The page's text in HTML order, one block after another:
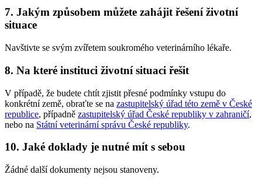
7. Jakým způsobem můžete zahájit řešení životní
situace
Navštivte se svým zvířetem soukromého veterinárního lékaře.
8. Na které instituci životní situaci řešit
V případě, že budete chtít zjistit přesné podmínky vstupu do
konkrétní země, obraťte se na zastupitelský úřad této země v České
republice, případně zastupitelský úřad České republiky v zahraničí,
nebo na Státní veterinární správu České republiky.
10. Jaké doklady je nutné mít s sebou
Žádné další dokumenty nejsou stanoveny.